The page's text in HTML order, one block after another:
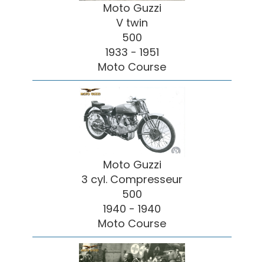
Moto Guzzi
V twin
500
1933 - 1951
Moto Course
Moto Guzzi
3 cyl. Compresseur
500
1940 - 1940
Moto Course